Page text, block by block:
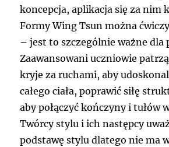
koncepcja, aplikacja się za nim
Formy Wing Tsun można
– jest to szczególnie ważne dla
Zaawansowani uczniowie
kryje za ruchami, aby
całego ciała, poprawić siłę
aby połączyć kończyny i tułów
Twórcy stylu i ich następcy
podstawę stylu dlatego nie ma